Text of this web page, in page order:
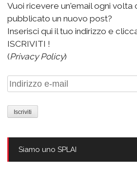
Vuoi ricevere un'email ogni volta
pubblicato un nuovo post?
Inserisci qui il tuo indirizzo e
ISCRIVITI !
(Privacy Policy)
Indirizzo
e-
mail
Siamo uno SPLAI